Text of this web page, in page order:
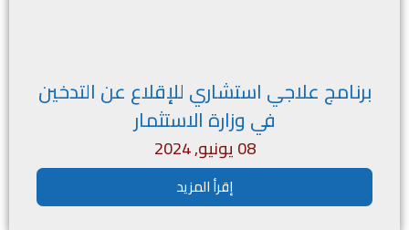
برنامج علاجي استشاري للإقلاع عن التدخين
في وزارة الاستثمار
08 يونيو, 2024
إقرأ المزيد